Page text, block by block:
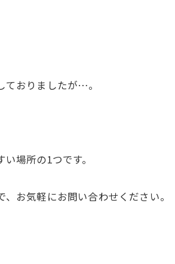
ておりましたが…。
場所の1つです。
お気軽にお問い合わせください。